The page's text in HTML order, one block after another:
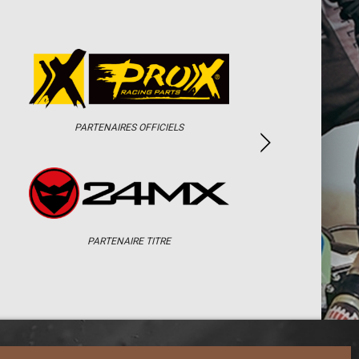
PARTENAIRES OFFICIELS
PARTENAIRE TITRE